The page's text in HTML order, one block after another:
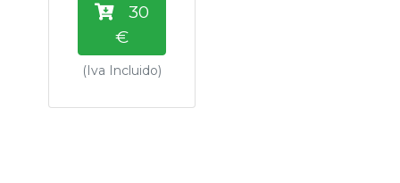
Contacto
30
€
(Iva Incluido)